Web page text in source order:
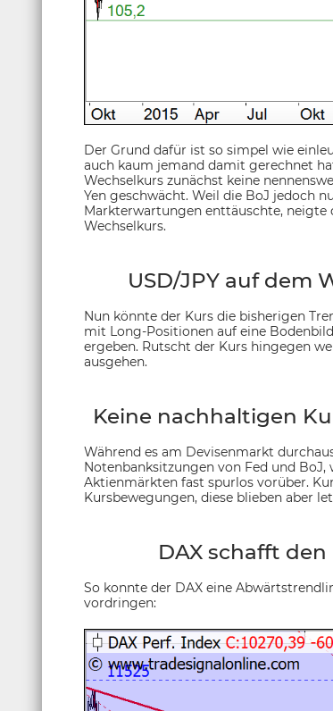
Der Grund dafür ist so simpel wie
auch kaum jemand damit gerechnet
Wechselkurs zunächst keine
Yen geschwächt. Weil die BoJ jedoch
Markterwartungen enttäuschte, neigte
Wechselkurs.
USD/JPY auf dem
Nun könnte der Kurs die bisherigen
mit Long-Positionen auf eine
ergeben. Rutscht der Kurs hingegen
ausgehen.
Keine nachhaltigen
Während es am Devisenmarkt
Notenbanksitzungen von Fed und BoJ,
Aktienmärkten fast spurlos vorüber.
Kursbewegungen, diese blieben aber
DAX schafft
So konnte der DAX eine
vordringen: